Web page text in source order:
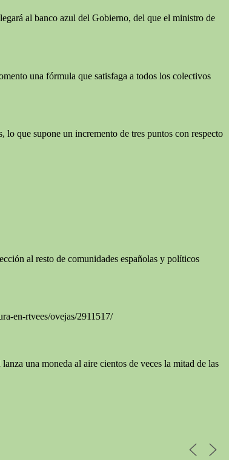
al banco azul del Gobierno, del que el ministro de
una fórmula que satisfaga a todos los colectivos
que supone un incremento de tres puntos con respecto
al resto de comunidades españolas y políticos
en-rtvees/ovejas/2911517/
una moneda al aire cientos de veces la mitad de las